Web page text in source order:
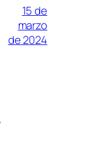
15 de
marzo
de 2024